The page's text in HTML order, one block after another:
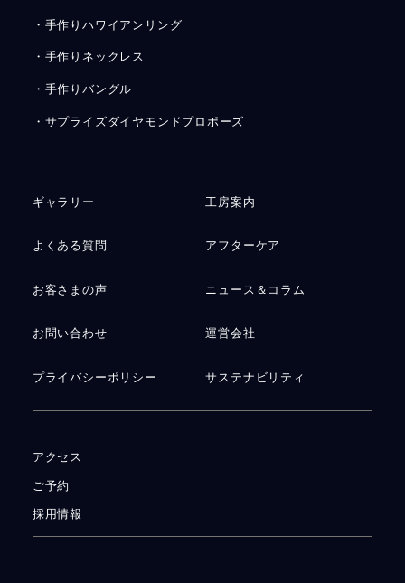
・手作りハワイアンリング
・手作りネックレス
・手作りバングル
・サプライズダイヤモンドプロポーズ
ギャラリー 工房案内
よくある質問 アフターケア
お客さまの声 ニュース＆コラム
お問い合わせ 運営会社
プライバシーポリシー サステナビリティ
アクセス
ご予約
採用情報